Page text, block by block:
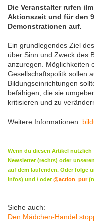
Die Veranstalter rufen
Aktionszeit und für den
Demonstrationen auf.
Ein grundlegendes Ziel
über Sinn und Zweck des
anzuregen. Möglichkeiten
Gesellschaftspolitk sollen
Bildungseinrichtungen
befähigen, die sie
kritisieren und zu
Weitere Informationen:
Wenn du diesen Artikel
Newsletter (rechts) oder unseren
auf dem laufenden. Oder folge
Infos) und / oder@action_pur
Siehe auch:
Den Mädchen-Handel